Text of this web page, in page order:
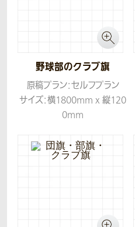
野球部のクラブ旗
原稿プラン：セルフプラン
サイズ：横1800mm x 縦120
0mm